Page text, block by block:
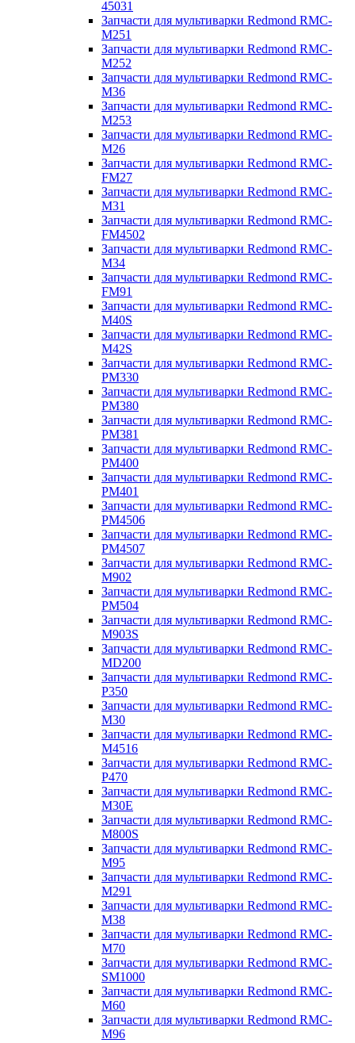
45031
Запчасти для мультиварки Redmond RMC-
M251
Запчасти для мультиварки Redmond RMC-
M252
Запчасти для мультиварки Redmond RMC-
M36
Запчасти для мультиварки Redmond RMC-
M253
Запчасти для мультиварки Redmond RMC-
M26
Запчасти для мультиварки Redmond RMC-
FM27
Запчасти для мультиварки Redmond RMC-
M31
Запчасти для мультиварки Redmond RMC-
FM4502
Запчасти для мультиварки Redmond RMC-
M34
Запчасти для мультиварки Redmond RMC-
FM91
Запчасти для мультиварки Redmond RMC-
M40S
Запчасти для мультиварки Redmond RMC-
M42S
Запчасти для мультиварки Redmond RMC-
PM330
Запчасти для мультиварки Redmond RMC-
PM380
Запчасти для мультиварки Redmond RMC-
PM381
Запчасти для мультиварки Redmond RMC-
PM400
Запчасти для мультиварки Redmond RMC-
PM401
Запчасти для мультиварки Redmond RMC-
PM4506
Запчасти для мультиварки Redmond RMC-
PM4507
Запчасти для мультиварки Redmond RMC-
M902
Запчасти для мультиварки Redmond RMC-
PM504
Запчасти для мультиварки Redmond RMC-
M903S
Запчасти для мультиварки Redmond RMC-
MD200
Запчасти для мультиварки Redmond RMC-
P350
Запчасти для мультиварки Redmond RMC-
M30
Запчасти для мультиварки Redmond RMC-
M4516
Запчасти для мультиварки Redmond RMC-
P470
Запчасти для мультиварки Redmond RMC-
M30E
Запчасти для мультиварки Redmond RMC-
M800S
Запчасти для мультиварки Redmond RMC-
M95
Запчасти для мультиварки Redmond RMC-
M291
Запчасти для мультиварки Redmond RMC-
M38
Запчасти для мультиварки Redmond RMC-
M70
Запчасти для мультиварки Redmond RMC-
SM1000
Запчасти для мультиварки Redmond RMC-
M60
Запчасти для мультиварки Redmond RMC-
M96